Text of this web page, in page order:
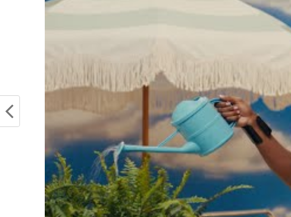
La grande question à se poser est la suivante :
ne faut rien enlever à Milwaukee mais Boston
oublié qu’une rencontre durait 48 minutes.
hommes d’Ime Udoka ont mené de presque 20
globalement dominé la première mi-temps et le
revenir à 15 points après 2 quart-temps, sera
elle eu son mot à dire ? Juste avant la rencontre
covid et les Celtics ont joué avec seulement 8
Jaylen Brown inscrit 14 points… pour seulement 11
qui s’est vraiment craqué se nomme Jayson
parfois seul. Boston n’inscrira que 19 points dans le
minutes, les Celtics ne marqueront qu’un shoot…
Jaylen Brown et Jayson Tatum
pendant que chez les locaux, on notera
et Khris Middleton, sans oublier les 16